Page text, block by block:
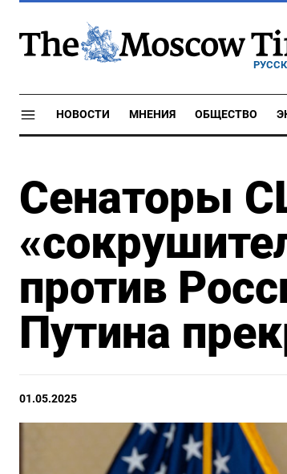
НОВОСТИ МНЕНИЯ ОБЩЕСТВО
Сенаторы
против
Путина
01.05.2025